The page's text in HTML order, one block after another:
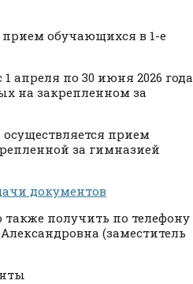
прием обучающихся в 1-е
апреля по 30 июня 2026 года
на закрепленном за
прием
за гимназией
документов
получить по телефону
Александровна (заместитель